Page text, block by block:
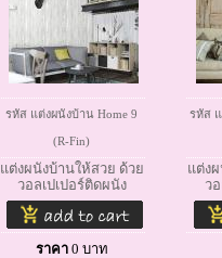
รหัส แต่งผนังบ้าน Home 9
(R-Fin)
แต่งผนังบ้านให้สวย ด้วย
วอลเปเปอร์ติดผนัง
ราคา 0 บาท
รหัส
แต่ง
ว